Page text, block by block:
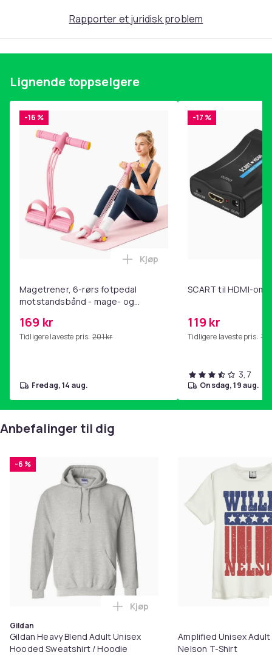
057ce511-9ce7-4d79-ad37-b411f9e77dd0
Rapporter et juridisk problem
Lignende toppselgere
-16 %
Magetrener, 6-rørs fotpedal
motstandsbånd - mage- og
hjemmegymnastikk Pink
169 kr
Tidligere laveste pris: 201 kr
Legg Magetrener, 6-rørs
Kjøp
fredag, 14 aug.
-17 %
SCART til HDMI-
119 kr
Tidligere laveste pris:
3,7
onsdag, 19 aug.
Anbefalinger til dig
-6 %
Gildan
Gildan Heavy Blend Adult Unisex
Hooded Sweatshirt / Hoodie
Legg Gildan Heavy Blend Adult
Kjøp
Amplified Unisex Adult
Nelson T-Shirt